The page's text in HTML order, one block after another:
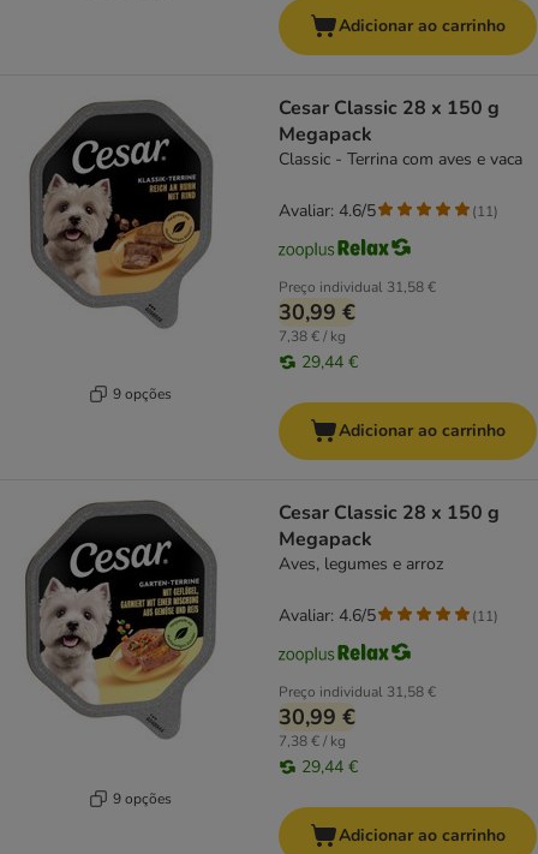
Adicionar ao carrinho
9 opções
Cesar Classic 28 x 150 g
Megapack
Classic - Terrina com aves e vaca
Preço individual 31,58 €
30,99 €
7,38 € / kg
29,44 €
Avaliar: 4.6/5 (11)
Adicionar ao carrinho
9 opções
Cesar Classic 28 x 150 g
Megapack
Aves, legumes e arroz
Preço individual 31,58 €
30,99 €
7,38 € / kg
29,44 €
Avaliar: 4.6/5 (11)
Adicionar ao carrinho